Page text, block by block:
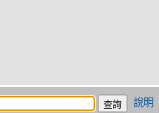
說明